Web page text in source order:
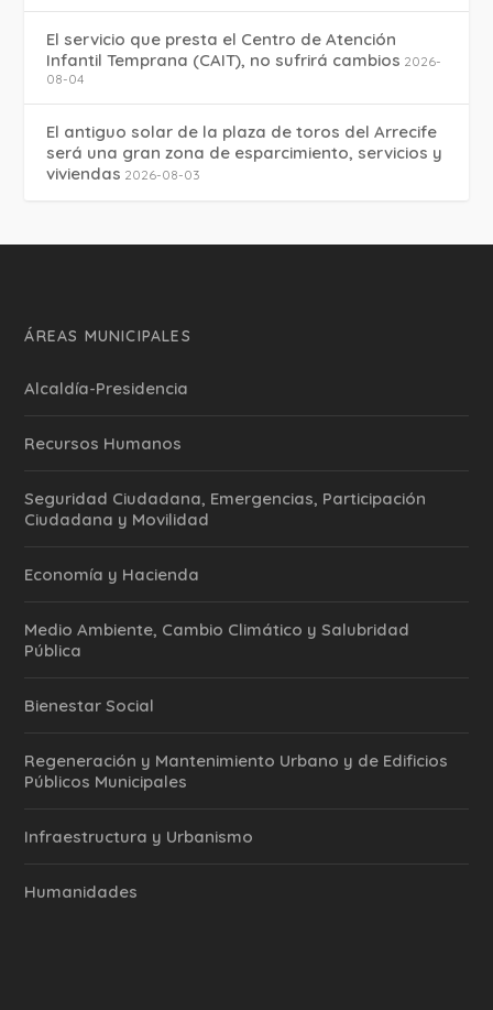
El servicio que presta el Centro de Atención
Infantil Temprana (CAIT), no sufrirá cambios 2026-
08-04
El antiguo solar de la plaza de toros del Arrecife
será una gran zona de esparcimiento, servicios y
viviendas 2026-08-03
ÁREAS MUNICIPALES
Alcaldía-Presidencia
Recursos Humanos
Seguridad Ciudadana, Emergencias, Participación
Ciudadana y Movilidad
Economía y Hacienda
Medio Ambiente, Cambio Climático y Salubridad
Pública
Bienestar Social
Regeneración y Mantenimiento Urbano y de Edificios
Públicos Municipales
Infraestructura y Urbanismo
Humanidades